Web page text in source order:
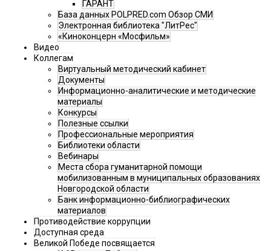
ГАРАНТ
База данных POLPRED.com Обзор СМИ
Электронная библиотека "ЛитРес"
«Киноконцерн «Мосфильм»
Видео
Коллегам
Виртуальный методический кабинет
Документы
Информационно-аналитические и методические
материалы
Конкурсы
Полезные ссылки
Профессиональные мероприятия
Библиотеки области
Вебинары
Места сбора гуманитарной помощи
мобилизованным в муниципальных образованиях
Новгородской области
Банк информационно-библиографических
материалов
Противодействие коррупции
Доступная среда
Великой Победе посвящается